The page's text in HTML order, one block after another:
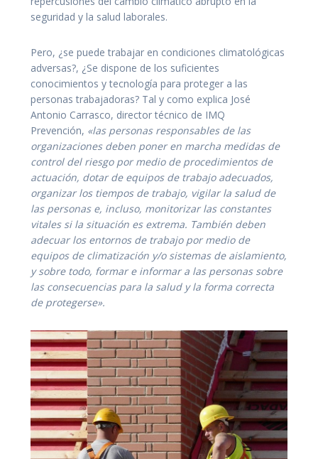
seguridad y la salud laborales.
Pero, ¿se puede trabajar en condiciones climatológicas
adversas?, ¿Se dispone de los suficientes
conocimientos y tecnología para proteger a las
personas trabajadoras? Tal y como explica José
Antonio Carrasco, director técnico de IMQ
Prevención, «las personas responsables de las
organizaciones deben poner en marcha medidas de
control del riesgo por medio de procedimientos de
actuación, dotar de equipos de trabajo adecuados,
organizar los tiempos de trabajo, vigilar la salud de
las personas e, incluso, monitorizar las constantes
vitales si la situación es extrema. También deben
adecuar los entornos de trabajo por medio de
equipos de climatización y/o sistemas de aislamiento,
y sobre todo, formar e informar a las personas sobre
las consecuencias para la salud y la forma correcta
de protegerse».